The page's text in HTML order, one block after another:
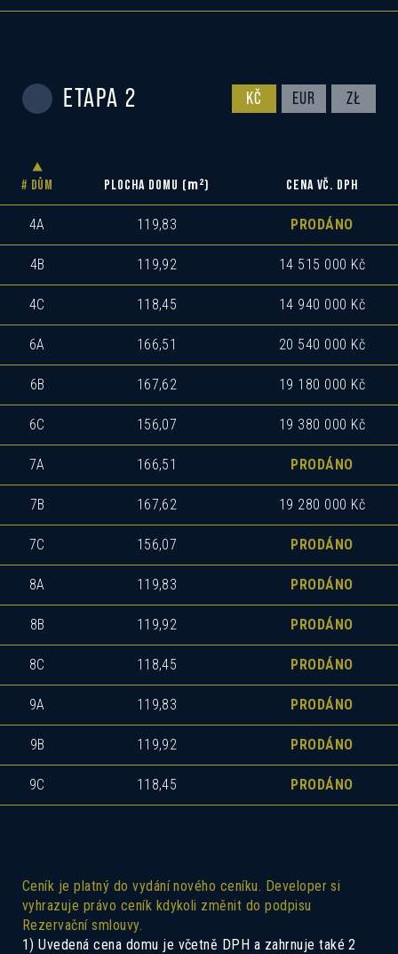
ETAPA 2 KČ EUR ZŁ
# DŮM PLOCHA DOMU (m2) CENA VČ. DPH
4A 119,83 PRODÁNO
4B 119,92 14 515 000 Kč
4C 118,45 14 940 000 Kč
6A 166,51 20 540 000 Kč
6B 167,62 19 180 000 Kč
6C 156,07 19 380 000 Kč
7A 166,51 PRODÁNO
7B 167,62 19 280 000 Kč
7C 156,07 PRODÁNO
8A 119,83 PRODÁNO
8B 119,92 PRODÁNO
8C 118,45 PRODÁNO
9A 119,83 PRODÁNO
9B 119,92 PRODÁNO
9C 118,45 PRODÁNO
Ceník je platný do vydání nového ceníku. Developer si
vyhrazuje právo ceník kdykoli změnit do podpisu
Rezervační smlouvy.
1) Uvedená cena domu je včetně DPH a zahrnuje také 2